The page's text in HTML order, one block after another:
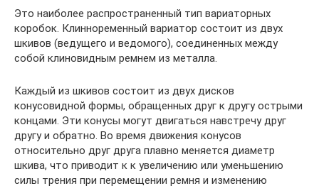
Это наиболее распространенный тип вариаторных
коробок. Клинноременный вариатор состоит из двух
шкивов (ведущего и ведомого), соединенных между
собой клиновидным ремнем из металла.
Каждый из шкивов состоит из двух дисков
конусовидной формы, обращенных друг к другу острыми
концами. Эти конусы могут двигаться навстречу друг
другу и обратно. Во время движения конусов
относительно друг друга плавно меняется диаметр
шкива, что приводит к к увеличению или уменьшению
силы трения при перемещении ремня и изменению